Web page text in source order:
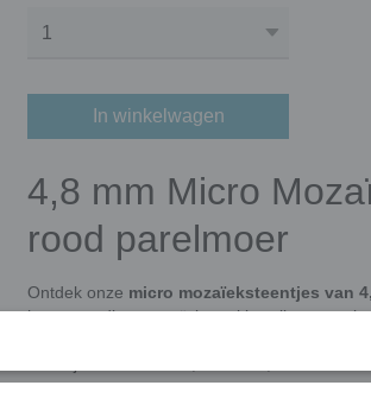
In winkelwagen
4,8 mm Micro
rood parelmoer
Ontdek onze micro mozaïeksteentjes van
hoogwaardige mozaïektegeltjes zijn
mineralen en kleur-oxidaten zoals roest
voor fijn mozaïekwerk, sieraden, decoraties